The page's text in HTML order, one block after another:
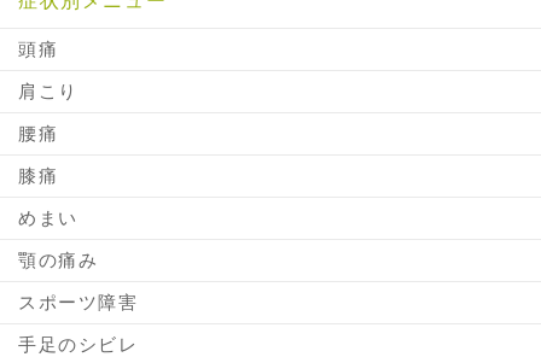
頭痛
肩こり
腰痛
膝痛
めまい
顎の痛み
スポーツ障害
手足のシビレ